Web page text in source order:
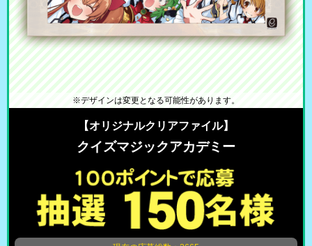
※デザインは変更となる可能性があります。
【オリジナルクリアファイル】
クイズマジックアカデミー